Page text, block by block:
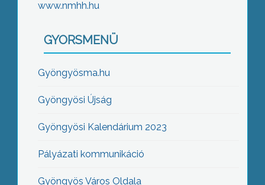
www.nmhh.hu
GYORSMENÜ
Gyöngyösma.hu
Gyöngyösi Újság
Gyöngyösi Kalendárium 2023
Pályázati kommunikáció
Gyöngyös Város Oldala